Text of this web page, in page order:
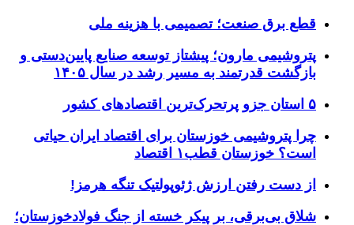
قطع برق صنعت؛ تصمیمی با هزینه ملی
پتروشیمی مارون؛ پیشتاز توسعه صنایع پایین‌دستی و
بازگشت قدرتمند به مسیر رشد در سال ۱۴۰۵
۵ استان جزو پرتحرک‌ترین اقتصاد‌های کشور
چرا پتروشیمی خوزستان برای اقتصاد ایران حیاتی
است؟ خوزستان قطب۱ اقتصاد
از دست رفتن ارزش ژئوپولتیک تنگه هرمز!
شلاق‌ بی‌برقی، بر پیکر خسته‌ از جنگ فولادخوزستان؛